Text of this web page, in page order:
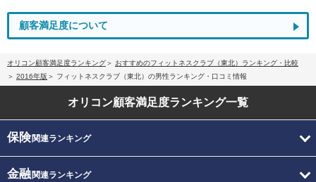
顧客満足度について
オリコン顧客満足度ランキング
おすすめのフィットネスクラブ（東北）ランキング・比較
2016年版
フィットネスクラブ（東北）の男性ランキング・口コミ情報
オリコン顧客満足度ランキング一覧
保険関連ランキング
金融関連ランキング